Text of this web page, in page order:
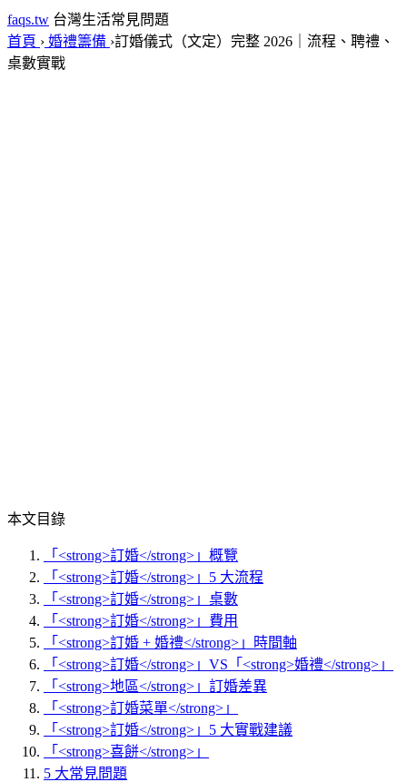
faqs.tw 台灣生活常見問題
首頁 › 婚禮籌備 ›訂婚儀式（文定）完整 2026｜流程、聘禮、
桌數實戰
本文目錄
「<strong>訂婚</strong>」概覽
「<strong>訂婚</strong>」5 大流程
「<strong>訂婚</strong>」桌數
「<strong>訂婚</strong>」費用
「<strong>訂婚 + 婚禮</strong>」時間軸
「<strong>訂婚</strong>」VS「<strong>婚禮</strong>」
「<strong>地區</strong>」訂婚差異
「<strong>訂婚菜單</strong>」
「<strong>訂婚</strong>」5 大實戰建議
「<strong>喜餅</strong>」
5 大常見問題